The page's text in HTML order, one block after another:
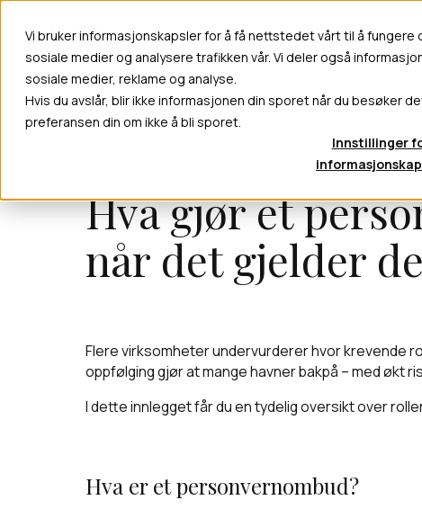
Vi bruker informasjonskapsler for å få nettstedet vårt til å
sosiale medier og analysere trafikken vår. Vi deler også
sosiale medier, reklame og analyse.
Hvis du avslår, blir ikke informasjonen din sporet når du besøker
preferansen din om ikke å bli sporet.
Innstillinger
Våre
Hva gjør et
når det gjelder
Flere virksomheter undervurderer hvor krevende
oppfølging gjør at mange havner bakpå – med økt
I dette innlegget får du en tydelig oversikt over
Hva er et personvernombud?